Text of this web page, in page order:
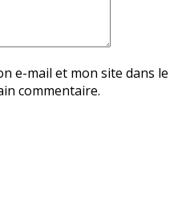
e-mail et mon site dans le
commentaire.